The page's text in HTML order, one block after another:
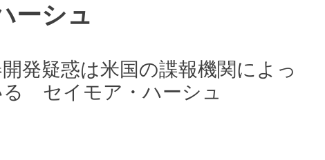
ーシュ
発疑惑は米国の諜報機関によっ
る セイモア・ハーシュ